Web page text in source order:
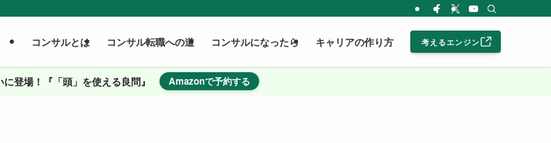
コンサルとは コンサル転職への道 コンサルになったら キャリアの作り方 考えるエンジン
登場！『「頭」を使える良問』 Amazonで予約する